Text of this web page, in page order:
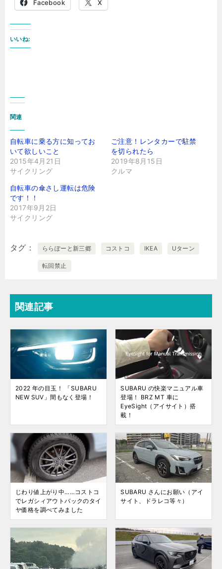
Facebook X
いいね:
関連
自転車に乗る方に知ってお
いて欲しいこと
2015年4月21日
サイクリング
ご注意！レンタカーで駐禁
を切られたら
2019年8月15日
クルマ
自転車の傘さし運転は危険
です！！
2017年9月2日
サイクリング
タグ ららぽーと新三郷 コストコ IKEA Uターン
転回禁止
関連記事
2022 年の目玉！ 「SUBARU
NEW SUV」間もなく登場！
SUBARU の快楽マニュアル車
登場！ BRZ MT 車に
EyeSight（アイサイト）搭
載！
じわり値上がり中……コストコ
でレガシィアウトバックのタイ
ヤ価格を調べてみました
SUBARU さんにお願い（アイ
サイト、ドラレコ等々）